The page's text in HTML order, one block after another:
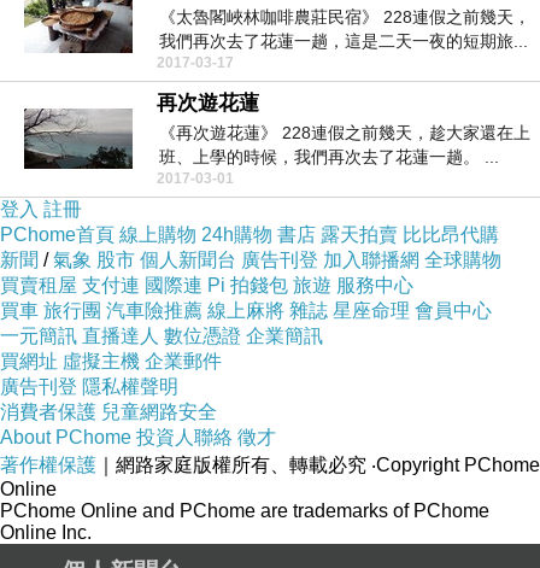
《太魯閣峽林咖啡農莊民宿》 228連假之前幾天，
我們再次去了花蓮一趟，這是二天一夜的短期旅...
2017-03-17
再次遊花蓮
《再次遊花蓮》 228連假之前幾天，趁大家還在上
班、上學的時候，我們再次去了花蓮一趟。 ...
2017-03-01
登入 註冊
PChome首頁 線上購物 24h購物 書店 露天拍賣 比比昂代購
新聞 /氣象 股市 個人新聞台 廣告刊登 加入聯播網 全球購物
買賣租屋 支付連 國際連 Pi 拍錢包 旅遊 服務中心
買車 旅行團 汽車險推薦 線上麻將 雜誌 星座命理 會員中心
一元簡訊 直播達人 數位憑證 企業簡訊
買網址 虛擬主機 企業郵件
廣告刊登 隱私權聲明
消費者保護 兒童網路安全
About PChome 投資人聯絡 徵才
著作權保護 ｜網路家庭版權所有、轉載必究 ‧Copyright PChome
Online
PChome Online and PChome are trademarks of PChome
Online Inc.